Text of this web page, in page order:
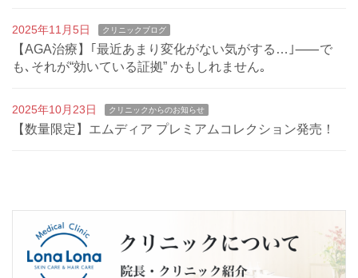
2025年11月5日 クリニックブログ
【AGA治療】｢最近あまり変化がない気がする…｣⸺で
も､それが“効いている証拠” かもしれません｡
2025年10月23日 クリニックからのお知らせ
【数量限定】エムディア プレミアムコレクション発売！